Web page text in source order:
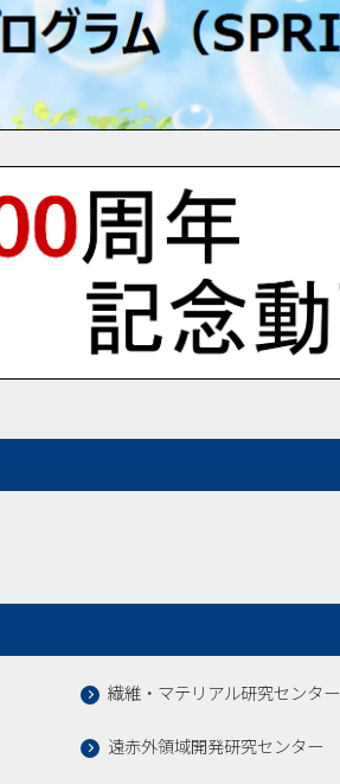
繊維・マテリアル研究センター
遠赤外領域開発研究センター